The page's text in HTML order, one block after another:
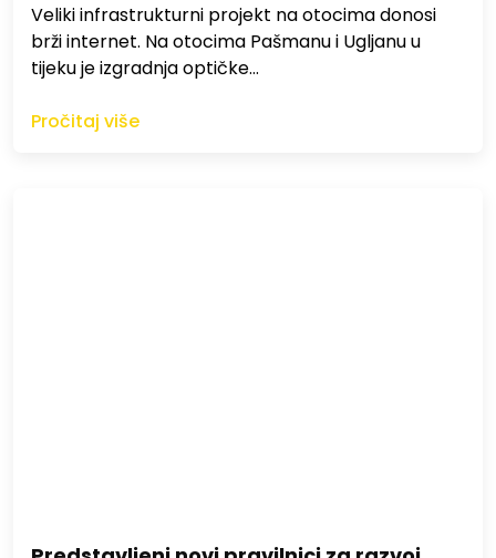
Veliki infrastrukturni projekt na otocima donosi
brži internet. Na otocima Pašmanu i Ugljanu u
tijeku je izgradnja optičke…
Pročitaj više